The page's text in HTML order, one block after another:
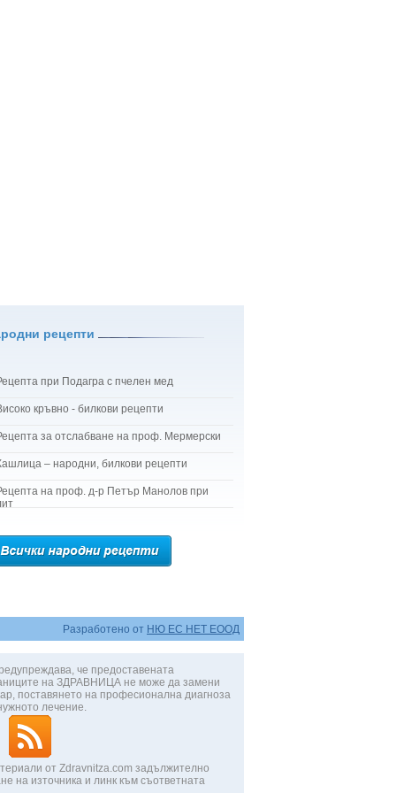
рецепти
при Подагра с пчелен мед
кръвно - билкови рецепти
за отслабване на проф. Мермерски
– народни, билкови рецепти
на проф. д-р Петър Манолов при
Разработено от НЮ ЕС НЕТ ЕООД
че предоставената
на ЗДРАВНИЦА не може да замени
поставянето на професионална диагноза
лечение.
от Zdravnitza.com задължително
на източника и линк към съответната